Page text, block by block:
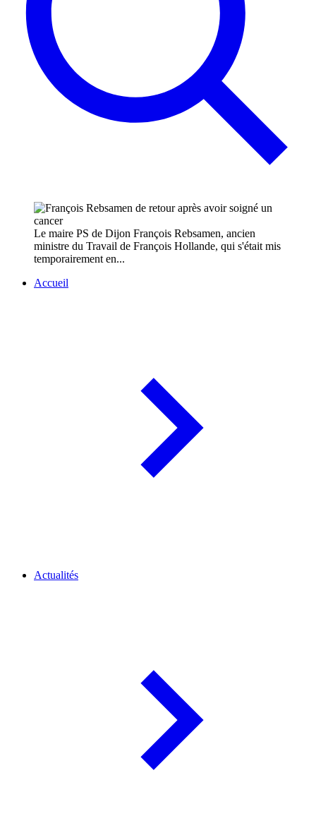
Le maire PS de Dijon François Rebsamen, ancien
ministre du Travail de François Hollande, qui s'était mis
temporairement en...
Accueil
Actualités